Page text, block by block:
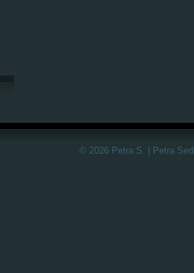
© 2026 Petra S. | Petra